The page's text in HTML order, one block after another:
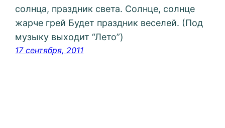
солнца, праздник света. Солнце, солнце
жарче грей Будет праздник веселей. (Под
музыку выходит “Лето”)
17 сентября, 2011